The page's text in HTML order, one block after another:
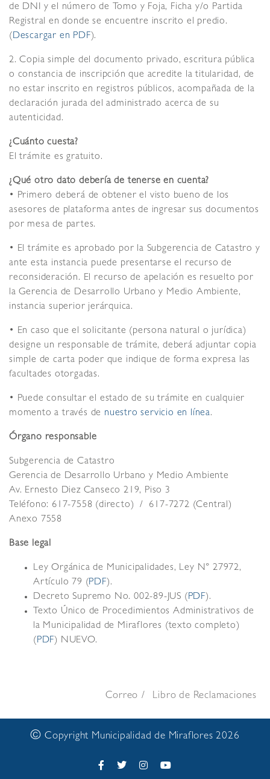
de DNI y el número de Tomo y Foja, Ficha y/o Partida
Registral en donde se encuentre inscrito el predio.
(Descargar en PDF).
2. Copia simple del documento privado, escritura pública
o constancia de inscripción que acredite la titularidad, de
no estar inscrito en registros públicos, acompañada de la
declaración jurada del administrado acerca de su
autenticidad.
¿Cuánto cuesta?
El trámite es gratuito.
¿Qué otro dato debería de tenerse en cuenta?
• Primero deberá de obtener el visto bueno de los
asesores de plataforma antes de ingresar sus documentos
por mesa de partes.
• El trámite es aprobado por la Subgerencia de Catastro y
ante esta instancia puede presentarse el recurso de
reconsideración. El recurso de apelación es resuelto por
la Gerencia de Desarrollo Urbano y Medio Ambiente,
instancia superior jerárquica.
• En caso que el solicitante (persona natural o jurídica)
designe un responsable de trámite, deberá adjuntar copia
simple de carta poder que indique de forma expresa las
facultades otorgadas.
• Puede consultar el estado de su trámite en cualquier
momento a través de nuestro servicio en línea.
Órgano responsable
Subgerencia de Catastro
Gerencia de Desarrollo Urbano y Medio Ambiente
Av. Ernesto Diez Canseco 219, Piso 3
Teléfono: 617-7558 (directo) / 617-7272 (Central)
Anexo 7558
Base legal
Ley Orgánica de Municipalidades, Ley N° 27972,
Artículo 79 (PDF).
Decreto Supremo No. 002-89-JUS (PDF).
Texto Único de Procedimientos Administrativos de
la Municipalidad de Miraflores (texto completo)
(PDF) NUEVO.
Correo Libro de Reclamaciones
© Copyright Municipalidad de Miraflores 2026